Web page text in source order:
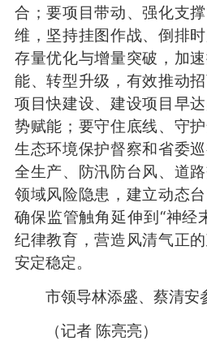
合；要项目带动、强化支
维，坚持挂图作战、倒排
存量优化与增量突破，加
能、转型升级，有效推动
项目快建设、建设项目早
势赋能；要守住底线、守
生态环境保护督察和省委
全生产、防汛防台风、道
领域风险隐患，建立动态
确保监管触角延伸到“神经
纪律教育，营造风清气正
安定稳定。
市领导林添盛、蔡清安参
（记者 陈亮亮）